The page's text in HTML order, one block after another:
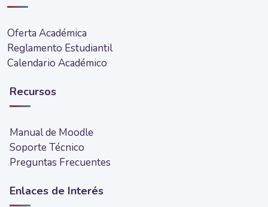
Oferta Académica
Reglamento Estudiantil
Calendario Académico
Recursos
Manual de Moodle
Soporte Técnico
Preguntas Frecuentes
Enlaces de Interés